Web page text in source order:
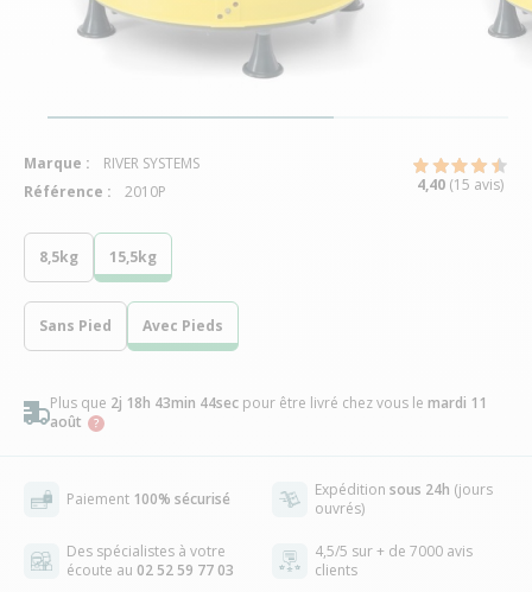
8,5kg 15,5kg
Sans Pied Avec Pieds
Plus que 2j 18h 43min 44sec pour être livré chez vous le mardi 11
août
Paiement 100% sécurisé Expédition sous 24h (jours
ouvrés)
Des spécialistes à votre
écoute au 02 52 59 77 03
4,5/5 sur + de 7000 avis
clients
Marque :
RIVER SYSTEMS
Référence :
2010P 4,40 (15 avis)